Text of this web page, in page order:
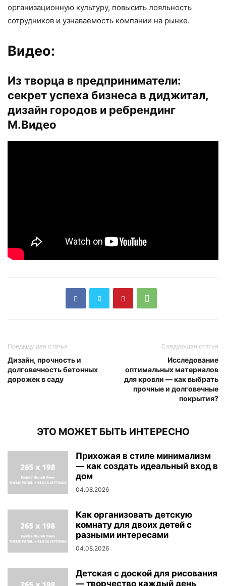
организационную культуру, повысить лояльность
сотрудников и узнаваемость компании на рынке.
Видео:
Из творца в предприниматели:
секрет успеха бизнеса в диджитал,
дизайн городов и ребрендинг
М.Видео
Предыдущая статья
Дизайн, прочность и
долговечность бетонных
дорожек в саду
Следующая статья
Исследование
оптимальных материалов
для кровли — как выбрать
прочные и долговечные
покрытия?
ЭТО МОЖЕТ БЫТЬ ИНТЕРЕСНО
Прихожая в стиле минимализм
— как создать идеальный вход в
дом
04.08.2026
Как организовать детскую
комнату для двоих детей с
разными интересами
04.08.2026
Детская с доской для рисования
— творчество каждый день